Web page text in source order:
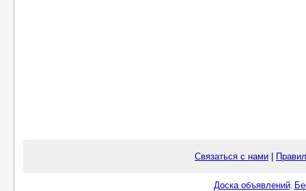
Связаться с нами
Доска объявлений.